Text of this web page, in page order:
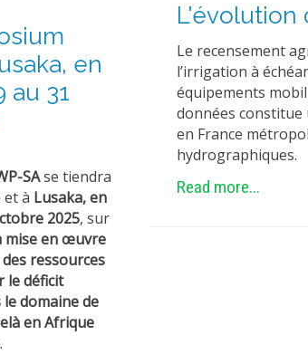
en
au 31
SAse tiendra
à Lusaka, en
2025, sur
mise en œuvre
ressources
le déficit
domaine de
en Afrique
.
L'évolution
Le recensement
l’irrigation à
équipements
données constitue
en France
hydrographiques.
Read more...